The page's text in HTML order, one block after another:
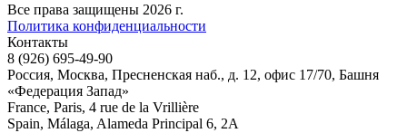
Все права защищены 2026 г.
Политика конфиденциальности
Контакты
8 (926) 695-49-90
Россия, Москва, Пресненская наб., д. 12, офис 17/70, Башня
«Федерация Запад»
France, Paris, 4 rue de la Vrillière
Spain, Málaga, Alameda Principal 6, 2A